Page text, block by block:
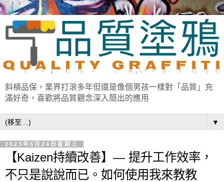
斜槓品保，業界打滾多年但還是像個男孩一樣對「品質」充
滿好奇，喜歡將品質觀念深入簡出的應用
▼
2023年5月24日星期三
【Kaizen持續改善】— 提升工作效率，
不只是說說而已。如何使用我來教教